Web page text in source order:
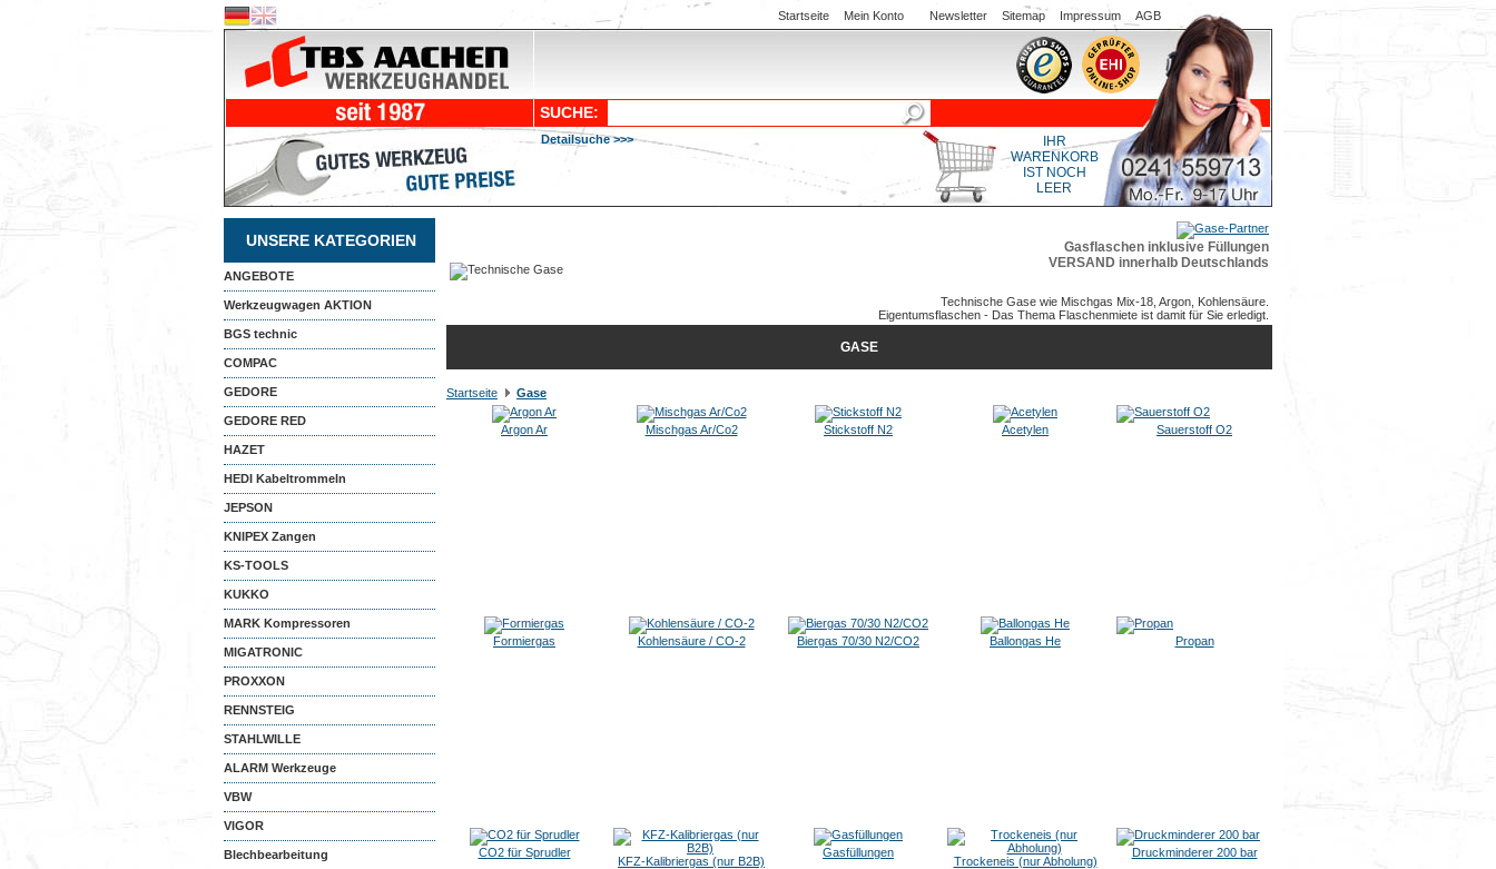
Startseite Mein Konto Newsletter Sitemap Impressum AGB
SUCHE:
Detailsuche >>>
IHR
WARENKORB
IST NOCH
LEER
UNSERE KATEGORIEN
ANGEBOTE
Werkzeugwagen AKTION
BGS technic
COMPAC
GEDORE
GEDORE RED
HAZET
HEDI Kabeltrommeln
JEPSON
KNIPEX Zangen
KS-TOOLS
KUKKO
MARK Kompressoren
MIGATRONIC
PROXXON
RENNSTEIG
STAHLWILLE
ALARM Werkzeuge
VBW
VIGOR
Blechbearbeitung
Gasflaschen inklusive Füllungen
VERSAND innerhalb Deutschlands
Technische Gase wie Mischgas Mix-18, Argon, Kohlensäure.
Eigentumsflaschen - Das Thema Flaschenmiete ist damit für Sie erledigt.
GASE
Startseite Gase
Argon Ar Mischgas Ar/Co2 Stickstoff N2 Acetylen Sauerstoff O2
Formiergas Kohlensäure / CO-2 Biergas 70/30 N2/CO2 Ballongas He Propan
CO2 für Sprudler
KFZ-Kalibriergas (nur B2B)
Gasfüllungen
Trockeneis (nur Abholung)
Druckminderer 200 bar